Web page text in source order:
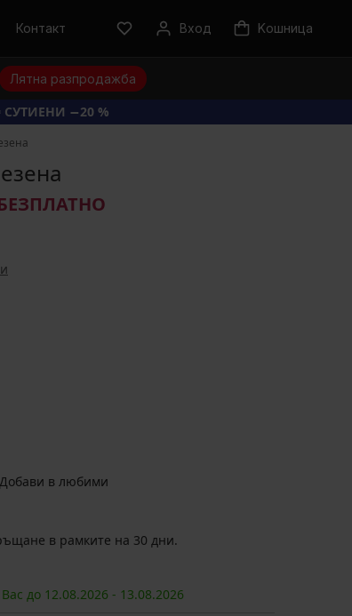
Контакт Вход Kошница
Лятна разпродажба
СУТИЕНИ −20 %
Добави в любими
в рамките на 30 дни.
до 12.08.2026 - 13.08.2026